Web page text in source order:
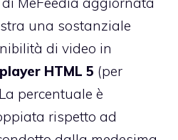
una sostanziale
di video in
HTML 5 (per
percentuale è
rispetto ad